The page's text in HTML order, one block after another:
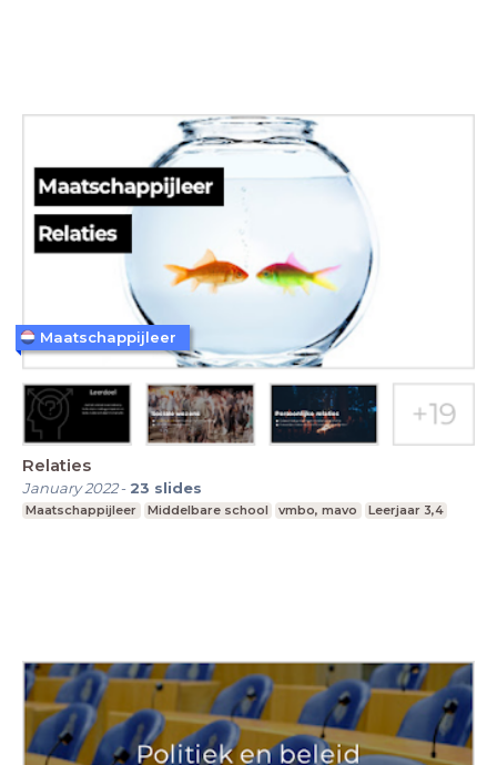
Relaties
January 2022- 23 slides
Maatschappijleer Middelbare school vmbo, mavo Leerjaar 3,4
Maatschappijleer